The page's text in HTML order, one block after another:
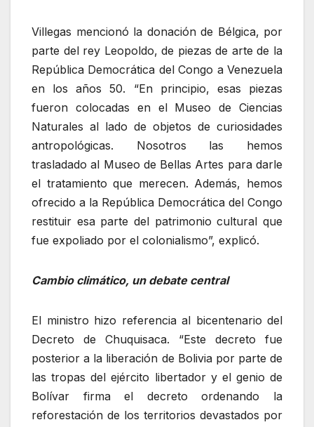
Villegas mencionó la donación de Bélgica, por
parte del rey Leopoldo, de piezas de arte de la
República Democrática del Congo a Venezuela
en los años 50. “En principio, esas piezas
fueron colocadas en el Museo de Ciencias
Naturales al lado de objetos de curiosidades
antropológicas. Nosotros las hemos
trasladado al Museo de Bellas Artes para darle
el tratamiento que merecen. Además, hemos
ofrecido a la República Democrática del Congo
restituir esa parte del patrimonio cultural que
fue expoliado por el colonialismo”, explicó.
Cambio climático, un debate central
El ministro hizo referencia al bicentenario del
Decreto de Chuquisaca. “Este decreto fue
posterior a la liberación de Bolivia por parte de
las tropas del ejército libertador y el genio de
Bolívar firma el decreto ordenando la
reforestación de los territorios devastados por